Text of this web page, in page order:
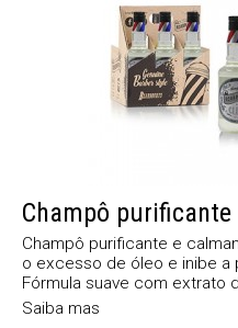
Champô purificante
Champô purificante e
o excesso de óleo e inibe a
Fórmula suave com extrato
Saiba mas